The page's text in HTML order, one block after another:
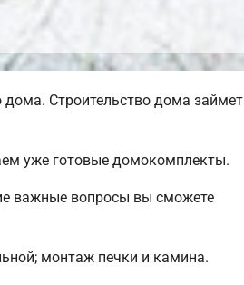
Строительство дома займет
уже готовые домокомплекты.
важные вопросы вы сможете
монтаж печки и камина.